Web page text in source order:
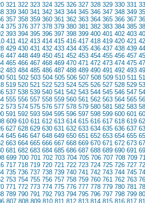
321 322 323 324 325 326 327 328 329 330 331
339 340 341 342 343 344 345 346 347 348 349
357 358 359 360 361 362 363 364 365 366 367
375 376 377 378 379 380 381 382 383 384 385
393 394 395 396 397 398 399 400 401 402 403
411 412 413 414 415 416 417 418 419 420 421
429 430 431 432 433 434 435 436 437 438 439
447 448 449 450 451 452 453 454 455 456 457
465 466 467 468 469 470 471 472 473 474 475
483 484 485 486 487 488 489 490 491 492 493
501 502 503 504 505 506 507 508 509 510 511
519 520 521 522 523 524 525 526 527 528 529
537 538 539 540 541 542 543 544 545 546 547
555 556 557 558 559 560 561 562 563 564 565
573 574 575 576 577 578 579 580 581 582 583
591 592 593 594 595 596 597 598 599 600 601
609 610 611 612 613 614 615 616 617 618 619
627 628 629 630 631 632 633 634 635 636 637
645 646 647 648 649 650 651 652 653 654 655
663 664 665 666 667 668 669 670 671 672 673
681 682 683 684 685 686 687 688 689 690 691
699 700 701 702 703 704 705 706 707 708 709
717 718 719 720 721 722 723 724 725 726 727
735 736 737 738 739 740 741 742 743 744 745
753 754 755 756 757 758 759 760 761 762 763
771 772 773 774 775 776 777 778 779 780 781
789 790 791 792 793 794 795 796 797 798 799
807 808 809 810 811 812 813 814 815 816 817